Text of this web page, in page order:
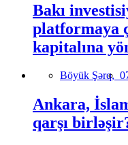
Bakı
platformaya
kapitalına
Böyük Şərq,
Ankara,
qarşı